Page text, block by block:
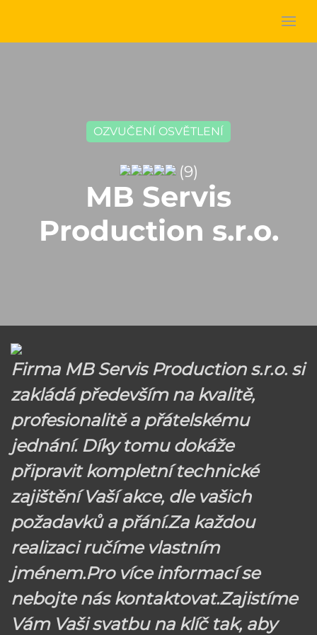
OZVUČENÍ OSVĚTLENÍ
(9)
MB Servis
Production s.r.o.
Firma MB Servis Production s.r.o. si
zakládá především na kvalitě,
profesionalitě a přátelskému
jednání. Díky tomu dokáže
připravit kompletní technické
zajištění Vaší akce, dle vašich
požadavků a přání.Za každou
realizaci ručíme vlastním
jménem.Pro více informací se
nebojte nás kontaktovat.Zajistíme
Vám Vaši svatbu na klíč tak, aby